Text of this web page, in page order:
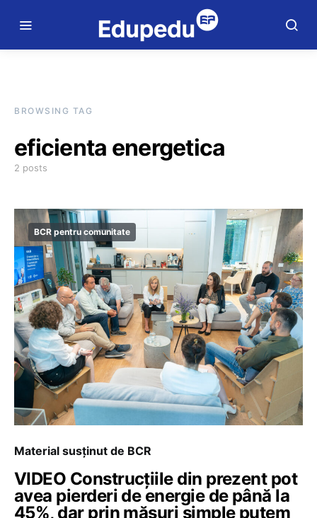
BROWSING TAG
eficienta energetica
2 posts
BCR pentru comunitate
Material susținut de BCR
VIDEO Construcțiile din prezent pot
avea pierderi de energie de până la
45%, dar prin măsuri simple putem